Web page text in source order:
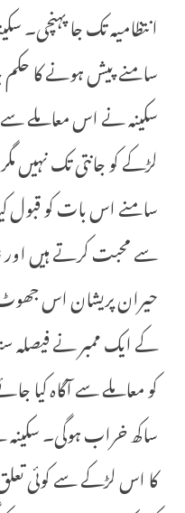
انتظامیہ تک جا پہنچی۔
سامنے پیش ہونے کا
سکینہ نے اس معاملے سے
لڑکے کو جانتی تک
سامنے اس بات کو قبول
سے محبت کرتے ہیں اور
حیران پریشان اس جھوٹ
کے ایک ممبر نے فیصلہ
کو معاملے سے آگاہ کیا
ساکھ خراب ہوگی۔
کا اس لڑکے سے کوئی